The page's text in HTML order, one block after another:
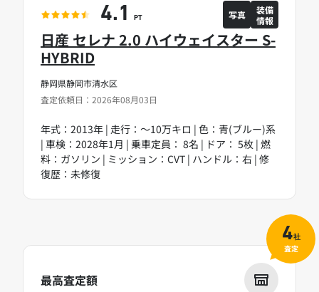
静岡県静岡市清水区
査定依頼日：2026年08月03日
日産 セレナ 2.0 ハイウェイスター S-
HYBRID
年式：2013年 | 走行：～10万キロ | 色：青(ブルー)系
| 車検：2028年1月 | 乗車定員： 8名 | ドア： 5枚 | 燃
料：ガソリン | ミッション：CVT | ハンドル：右 | 修
復歴：未修復
4.1 PT 写真
装備
情報
最高査定額
4社
査定